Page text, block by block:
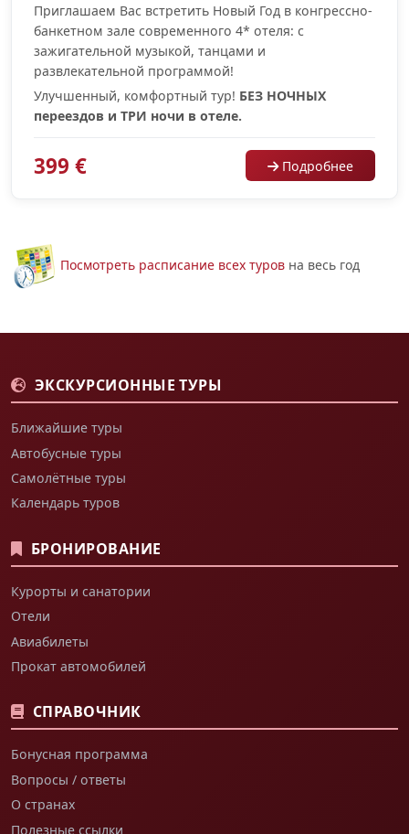
Приглашаем Вас встретить Новый Год в конгрессно-
банкетном зале современного 4* отеля: с
зажигательной музыкой, танцами и
развлекательной программой!
Улучшенный, комфортный тур! БЕЗ НОЧНЫХ
переездов и ТРИ ночи в отеле.
399 € Подробнее
Посмотреть расписание всех туров на весь год
ЭКСКУРСИОННЫЕ ТУРЫ
Ближайшие туры
Автобусные туры
Самолётные туры
Календарь туров
БРОНИРОВАНИЕ
Курорты и санатории
Отели
Авиабилеты
Прокат автомобилей
СПРАВОЧНИК
Бонусная программа
Вопросы / ответы
О странах
Полезные ссылки